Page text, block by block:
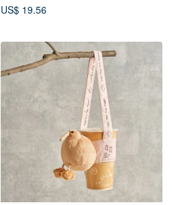
US$ 19.56